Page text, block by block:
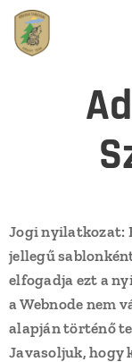
Jogi nyilatkozat:
jellegű
elfogadja ezt a
a Webnode nem
alapján történő
Javasoljuk, hogy